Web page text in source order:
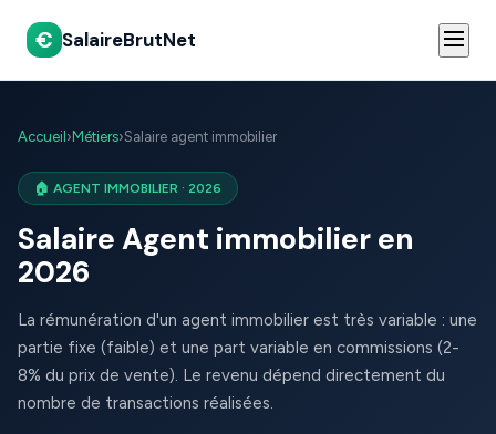
€ SalaireBrutNet
Accueil › Métiers›Salaire agent immobilier
🏠 AGENT IMMOBILIER · 2026
Salaire Agent immobilier en
2026
La rémunération d'un agent immobilier est très variable : une
partie fixe (faible) et une part variable en commissions (2-
8% du prix de vente). Le revenu dépend directement du
nombre de transactions réalisées.